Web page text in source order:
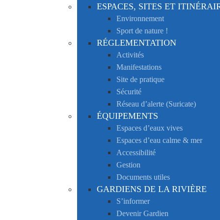
ESPACES, SITES ET
Environnement
Sport de nature !
RÉGLEMENTATION
Activités
Manifestations
Site de pratique
Sécurité
Réseau d’alerte (Suricate)
ÉQUIPEMENTS
Espaces d’eaux vives
Espaces d’eau calme & mer
Accessibilité
Gestion
Documents utiles
GARDIENS DE LA RIVIÈRE
S’informer
Devenir Gardien